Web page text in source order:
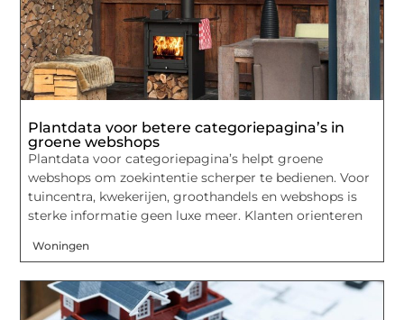
Plantdata voor betere categoriepagina’s in
groene webshops
Plantdata voor categoriepagina’s helpt groene
webshops om zoekintentie scherper te bedienen. Voor
tuincentra, kwekerijen, groothandels en webshops is
sterke informatie geen luxe meer. Klanten orienteren
Woningen